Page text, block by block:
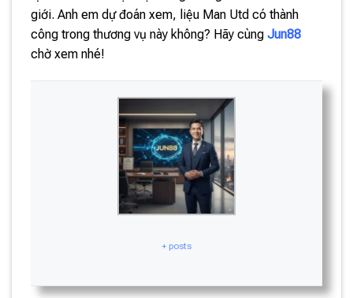
giới. Anh em dự đoán xem, liệu Man Utd có thành
công trong thương vụ này không? Hãy cùng Jun88
chờ xem nhé!
+ posts